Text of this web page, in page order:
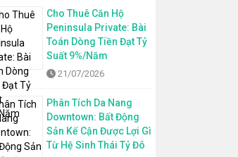
Cho Thuê Căn Hộ
Peninsula Private: Bài
Toán Dòng Tiền Đạt Tỷ
Suất 9%/Năm
21/07/2026
Phân Tích Da Nang
Downtown: Bất Động
Sản Kế Cận Được Lợi Gì
Từ Hệ Sinh Thái Tỷ Đô